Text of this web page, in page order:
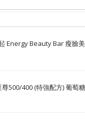
Energy Beauty Bar 瘦臉
尊500/400 (特強配方) 葡萄